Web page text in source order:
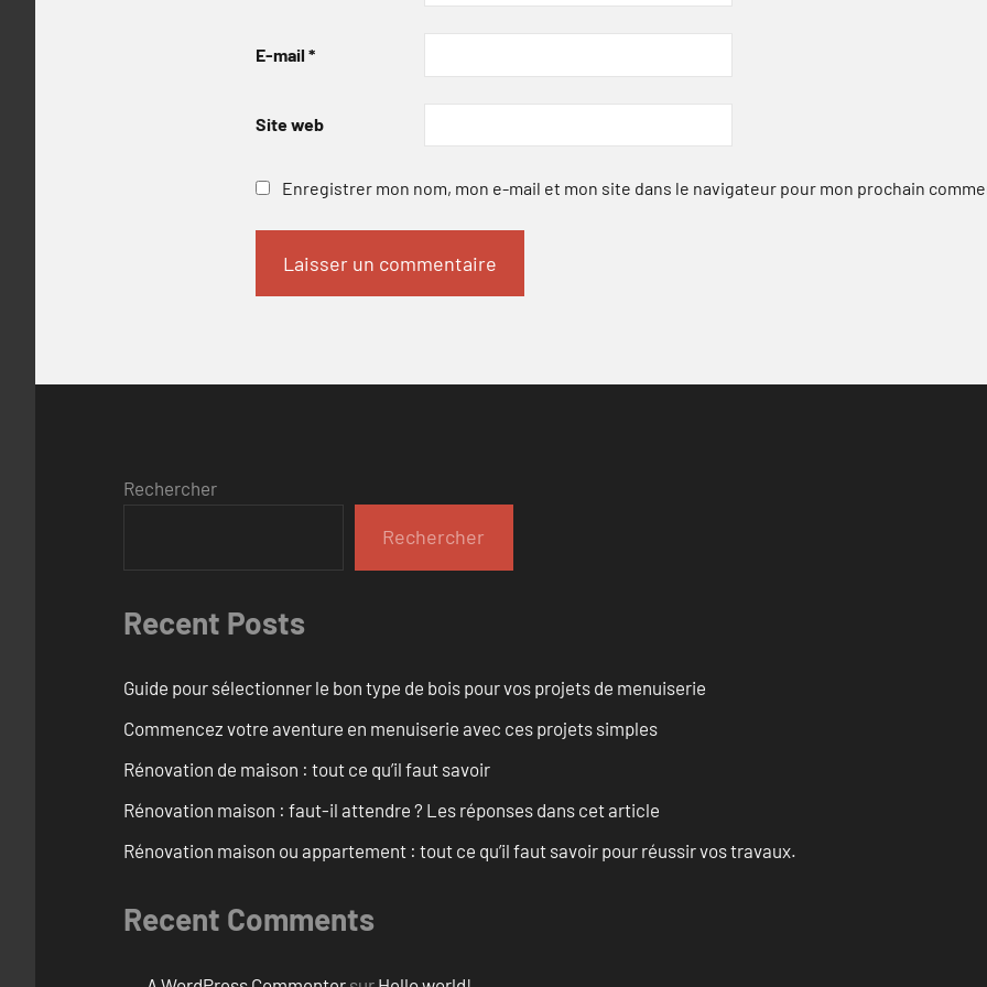
E-mail *
Site web
Enregistrer mon nom, mon e-mail et mon site dans le navigateur pour mon prochain
Rechercher
Rechercher
Recent Posts
Guide pour sélectionner le bon type de bois pour vos projets de menuiserie
Commencez votre aventure en menuiserie avec ces projets simples
Rénovation de maison : tout ce qu’il faut savoir
Rénovation maison : faut-il attendre ? Les réponses dans cet article
Rénovation maison ou appartement : tout ce qu’il faut savoir pour réussir vos travaux.
Recent Comments